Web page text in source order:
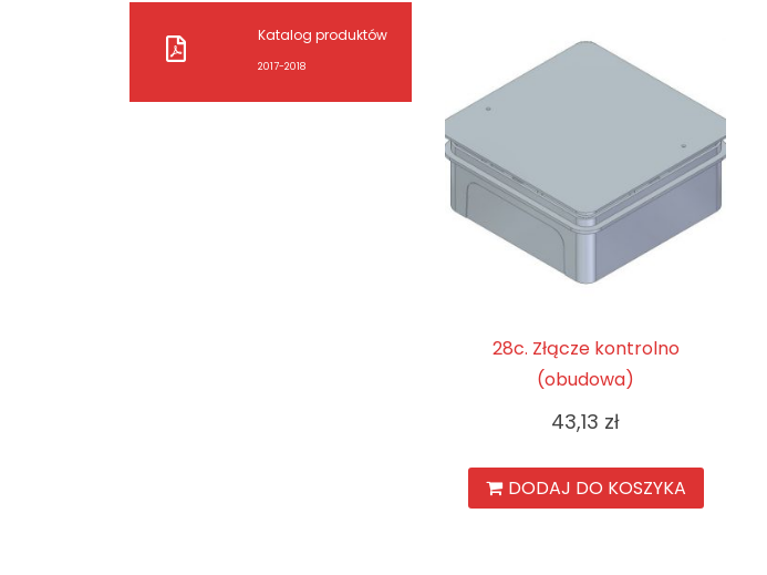
28c. Złącze kontrolno
(obudowa)
43,13 zł
DODAJ DO KOSZYKA
Katalog produktów
2017-2018